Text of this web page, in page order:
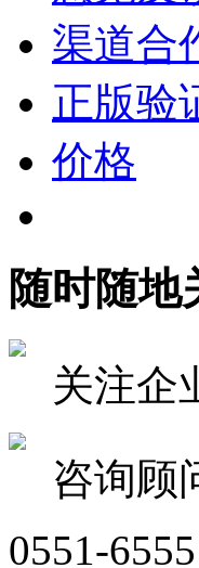
渠道合
正版验
价格
随时随地
关注企
咨询顾
0551-